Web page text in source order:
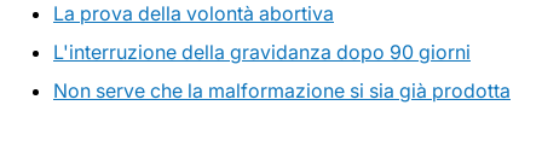
La prova della volontà abortiva
L'interruzione della gravidanza dopo 90 giorni
Non serve che la malformazione si sia già prodotta